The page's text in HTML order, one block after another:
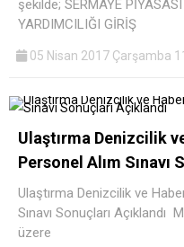
şekilde; SERMAYE
YARDIMCILIĞI GİRİŞ
05 Nisan 2017 Çarşamba
Ulaştırma Denizcilik
Personel Alım Sınavı
Ulaştırma Denizcilik ve
Sınavı Sonuçları
üzere